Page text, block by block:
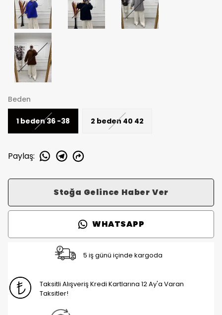
Beden
1 beden 36 -38 2 beden 40 42
Paylaş:
Stoğa Gelince Haber Ver
WHATSAPP
5 iş günü içinde kargoda
Taksitli Alışveriş Kredi Kartlarına 12 Ay'a Varan
Taksitler!